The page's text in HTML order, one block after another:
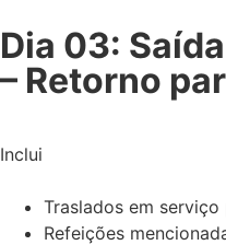
Dia 03:
– Retorno
Inclui
Traslados em
Refeições